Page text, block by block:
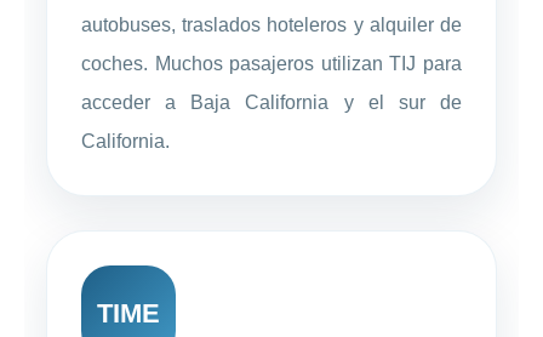
autobuses, traslados hoteleros y alquiler de
coches. Muchos pasajeros utilizan TIJ para
acceder a Baja California y el sur de
California.
TIME